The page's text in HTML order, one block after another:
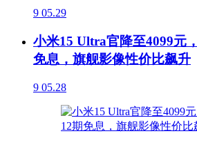
9 05.29
小米15 Ultra官降至4099元
免息，旗舰影像性价比飙升
9 05.28